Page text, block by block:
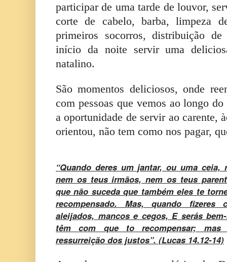
participar de uma tarde de louvor,
corte de cabelo, barba, limpeza
primeiros socorros, distribuição
início da noite servir uma
natalino.
São momentos deliciosos, onde
com pessoas que vemos ao longo
a oportunidade de servir ao carente,
orientou, não tem como nos pagar,
“Quando deres um jantar, ou uma
nem os teus irmãos, nem os teus
que não suceda que também eles te
recompensado. Mas, quando fizeres
aleijados, mancos e cegos, E serás
têm com que to recompensar; mas
ressurreição dos justos”. (Lucas 14.12-14)